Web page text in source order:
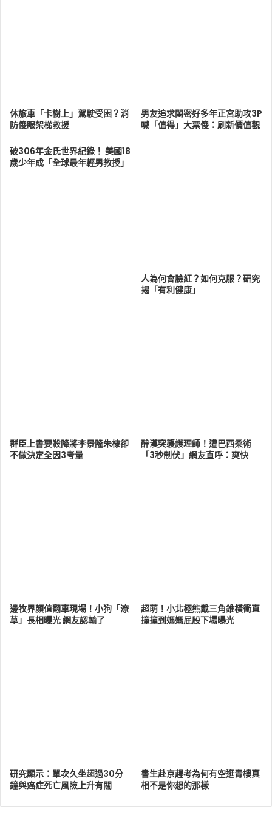
休旅車「卡樹上」駕駛受困？消
防傻眼架梯救援
男友追求閨密好多年正宮助攻3P
喊「值得」大票傻：刷新價值觀
破306年金氏世界紀錄！ 美國18
歲少年成「全球最年輕男教授」
人為何會臉紅？如何克服？研究
揭「有利健康」
群臣上書要殺降將李景隆朱棣卻
不做決定全因3考量
醉漢突襲護理師！遭巴西柔術
「3秒制伏」網友直呼：爽快
邊牧界顏值翻車現場！小狗「潦
草」長相曝光 網友認輸了
超萌！小北極熊戴三角錐橫衝直
撞撞到媽媽屁股下場曝光
研究顯示：單次久坐超過30分
鐘與癌症死亡風險上升有關
書生赴京趕考為何有空逛青樓真
相不是你想的那樣